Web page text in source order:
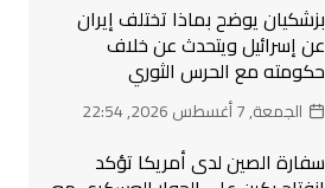
بزشكيان يوضح بماذا تختلف إيران
عن إسرائيل ويتحدث عن خلاف
حكومته مع الحرس الثوري
الجمعة, 7 أغسطس 2026, 22:54
سفارة الصين لدى أمريكا تؤكد